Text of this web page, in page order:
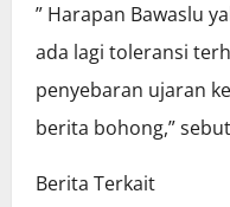
” Harapan Bawaslu
ada lagi toleransi
penyebaran ujaran
berita bohong,”
Berita Terkait